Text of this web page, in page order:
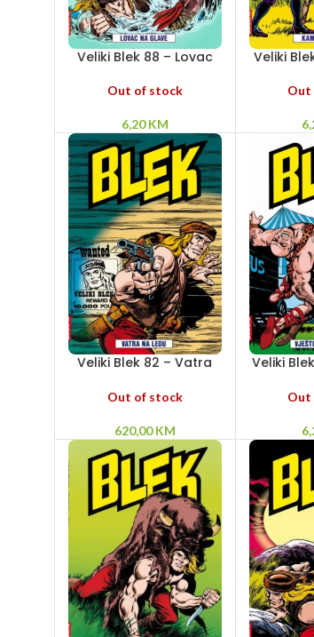
Veliki Blek 88 – Lovac
Out of stock
6,20KM
Veliki
Out
Veliki Blek 82 – Vatra
Out of stock
620,00KM
Veliki
Out